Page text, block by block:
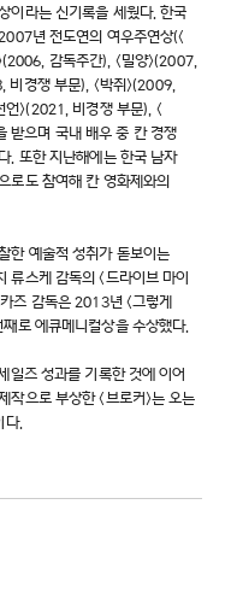
이라는 신기록을 세웠다. 한국
년 전도연의 여우주연상(<
감독주간), <밀양>(2007,
비경쟁 부문), <박쥐>(2009,
언>(2021, 비경쟁 부문), <
받으며 국내 배우 중 칸 경쟁
. 또한 지난해에는 한국 남자
로도 참여해 칸 영화제와의
한 예술적 성취가 돋보이는
류스케 감독의 <드라이브 마이
즈 감독은 2013년 <그렇게
로 에큐메니컬상을 수상했다.
즈 성과를 기록한 것에 이어
작으로 부상한 <브로커>는 오는
다.